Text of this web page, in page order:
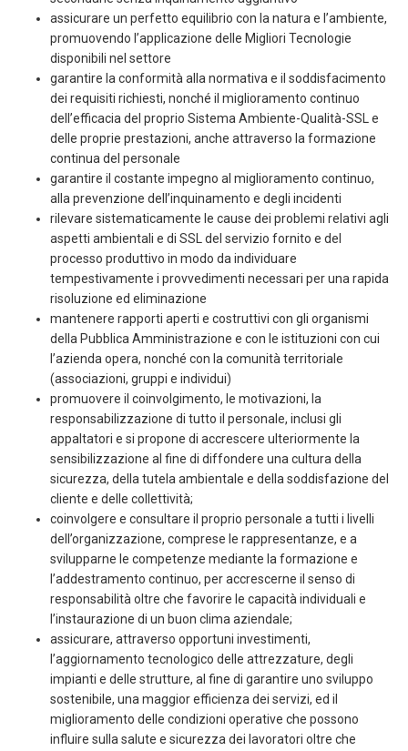
assicurare un perfetto equilibrio con la natura e l’ambiente,
promuovendo l’applicazione delle Migliori Tecnologie
disponibili nel settore
garantire la conformità alla normativa e il soddisfacimento
dei requisiti richiesti, nonché il miglioramento continuo
dell’efficacia del proprio Sistema Ambiente-Qualità-SSL e
delle proprie prestazioni, anche attraverso la formazione
continua del personale
garantire il costante impegno al miglioramento continuo,
alla prevenzione dell’inquinamento e degli incidenti
rilevare sistematicamente le cause dei problemi relativi agli
aspetti ambientali e di SSL del servizio fornito e del
processo produttivo in modo da individuare
tempestivamente i provvedimenti necessari per una rapida
risoluzione ed eliminazione
mantenere rapporti aperti e costruttivi con gli organismi
della Pubblica Amministrazione e con le istituzioni con cui
l’azienda opera, nonché con la comunità territoriale
(associazioni, gruppi e individui)
promuovere il coinvolgimento, le motivazioni, la
responsabilizzazione di tutto il personale, inclusi gli
appaltatori e si propone di accrescere ulteriormente la
sensibilizzazione al fine di diffondere una cultura della
sicurezza, della tutela ambientale e della soddisfazione del
cliente e delle collettività;
coinvolgere e consultare il proprio personale a tutti i livelli
dell’organizzazione, comprese le rappresentanze, e a
svilupparne le competenze mediante la formazione e
l’addestramento continuo, per accrescerne il senso di
responsabilità oltre che favorire le capacità individuali e
l’instaurazione di un buon clima aziendale;
assicurare, attraverso opportuni investimenti,
l’aggiornamento tecnologico delle attrezzature, degli
impianti e delle strutture, al fine di garantire uno sviluppo
sostenibile, una maggior efficienza dei servizi, ed il
miglioramento delle condizioni operative che possono
influire sulla salute e sicurezza dei lavoratori oltre che